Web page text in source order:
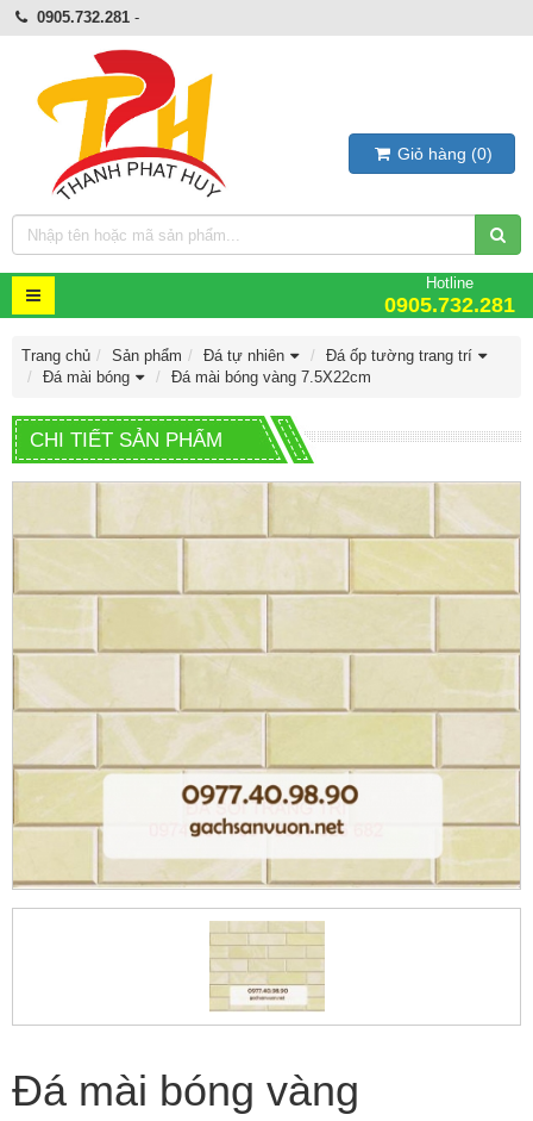
0905.732.281-
Giỏ hàng (0)
Hotline
0905.732.281
Trang chủ Sản phẩm Đá tự nhiên
Đá ốp tường trang trí
Đá mài bóng
Đá mài bóng vàng 7.5X22cm
CHI TIẾT SẢN PHẨM
Đá mài bóng vàng